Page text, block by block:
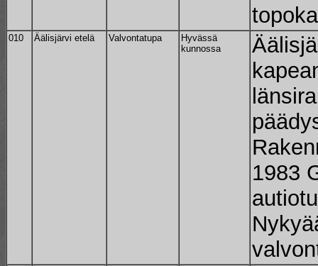
010 Äälisjärvi etelä Valvontatupa
Hyvässä
kunnossa
1983